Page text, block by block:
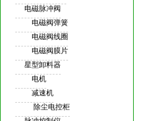
电磁脉冲阀
电磁阀弹簧
电磁阀线圈
电磁阀膜片
星型卸料器
电机
减速机
除尘电控柜